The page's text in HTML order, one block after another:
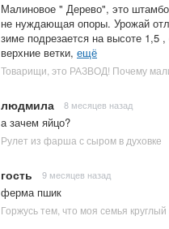
Малиновое " Дерево", это
не нуждающая опоры. Урожай
зиме подрезается на высоте 1,5
верхние ветки, ещё
людмила 8 месяцев назад
а зачем яйцо?
Рулет из фарша с сыром в духовке
гость 9 месяцев назад
ферма пшик